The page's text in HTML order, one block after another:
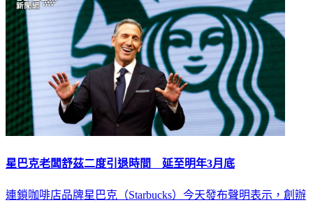
星巴克老闆舒茲二度引退時間 延至明年3月底
連鎖咖啡店品牌星巴克（Starbucks）今天發布聲明表示，創辦